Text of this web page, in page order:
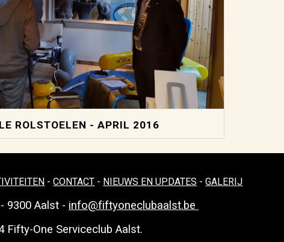
ROLSTOELEN - APRIL 2016
-CONTACT - NIEUWS EN UPDATES -GALERIJ
- 9300 Aalst - info@fiftyoneclubaalst.be
Fifty-One Serviceclub Aalst.